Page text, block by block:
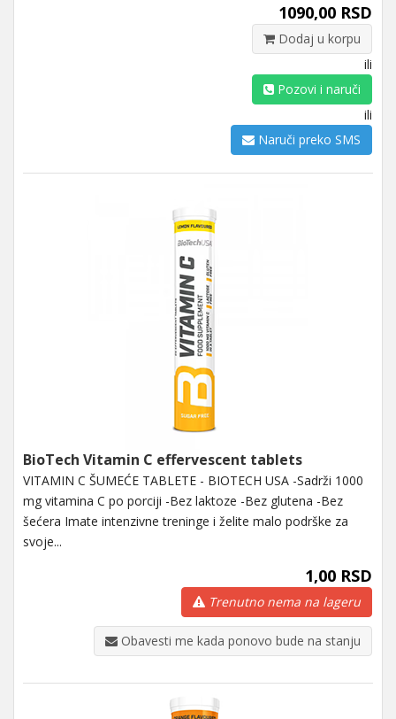
1090,00 RSD
Dodaj u korpu
ili
Pozovi i naruči
ili
Naruči preko SMS
BioTech Vitamin C effervescent tablets
VITAMIN C ŠUMEĆE TABLETE - BIOTECH USA -Sadrži 1000
mg vitamina C po porciji -Bez laktoze -Bez glutena -Bez
šećera Imate intenzivne treninge i želite malo podrške za
svoje...
1,00 RSD
Trenutno nema na lageru
Obavesti me kada ponovo bude na stanju